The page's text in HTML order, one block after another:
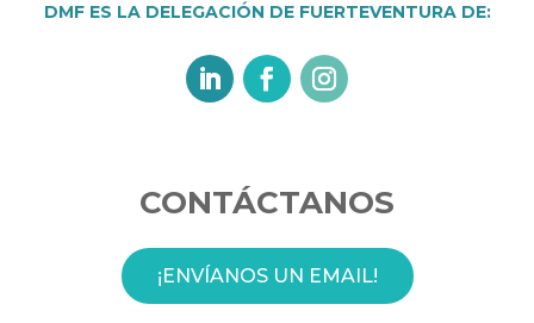
DMF ES LA DELEGACIÓN DE FUERTEVENTURA DE:
CONTÁCTANOS
¡ENVÍANOS UN EMAIL!